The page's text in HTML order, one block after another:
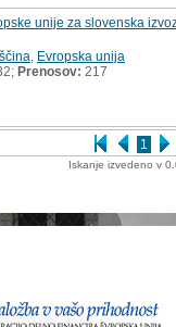
1
unije za slovenska
Evropska unija
Prenosov: 217
Iskanje izvedeno v